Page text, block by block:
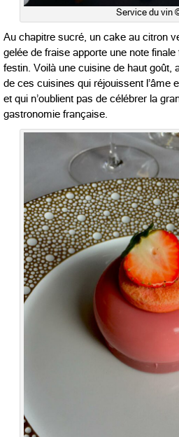
Service du vin
Au chapitre sucré, un cake au citron
gelée de fraise apporte une note
festin. Voilà une cuisine de haut goût,
de ces cuisines qui réjouissent l’âme
et qui n’oublient pas de célébrer la
gastronomie française.